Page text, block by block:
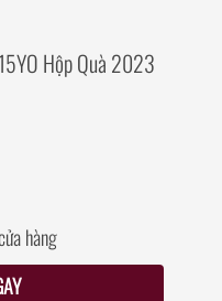
Hộp Quà 2023
hàng